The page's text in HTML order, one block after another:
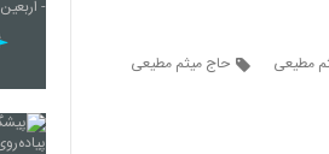
مطیعی
حاج میثم مطیعی